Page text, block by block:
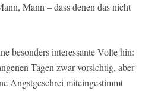
Mann – dass denen das nicht
besonders interessante Volte hin:
Tagen zwar vorsichtig, aber
Angstgeschrei miteingestimmt